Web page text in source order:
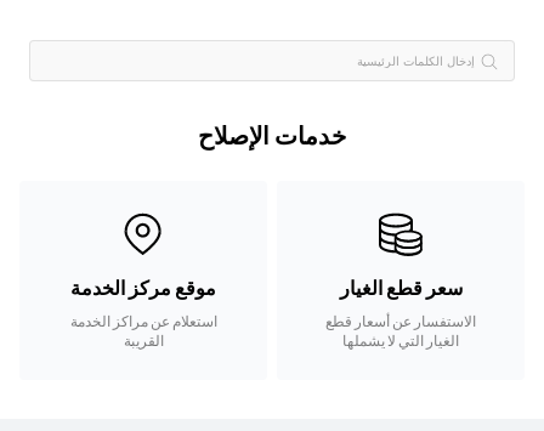
خدمات الإصلاح
موقع مركز الخدمة
استعلام عن مراكز الخدمة
القريبة
سعر قطع الغيار
الاستفسار عن أسعار قطع
الغيار التي لا يشملها